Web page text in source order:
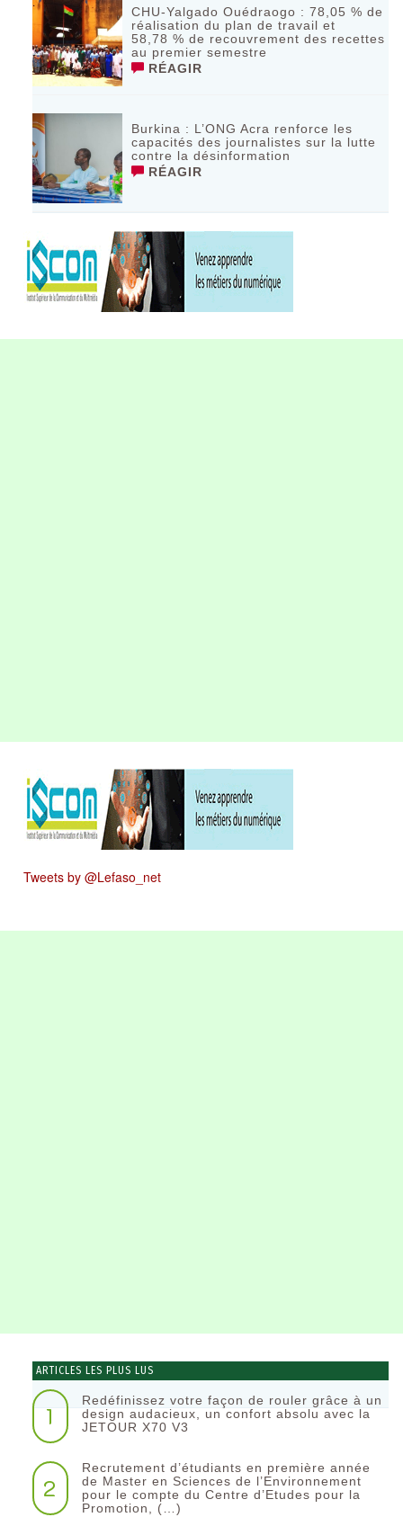
CHU-Yalgado Ouédraogo : 78,05 % de
réalisation du plan de travail et
58,78 % de recouvrement des recettes
au premier semestre
RÉAGIR
Burkina : L’ONG Acra renforce les
capacités des journalistes sur la lutte
contre la désinformation
RÉAGIR
Tweets by @Lefaso_net
ARTICLES LES PLUS LUS
1
Redéfinissez votre façon de rouler grâce à un
design audacieux, un confort absolu avec la
JETOUR X70 V3
2
Recrutement d’étudiants en première année
de Master en Sciences de l’Environnement
pour le compte du Centre d’Etudes pour la
Promotion, (…)